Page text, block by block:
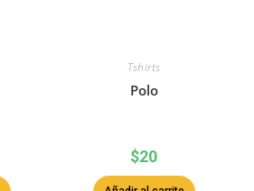
Tshirts
Polo
$20